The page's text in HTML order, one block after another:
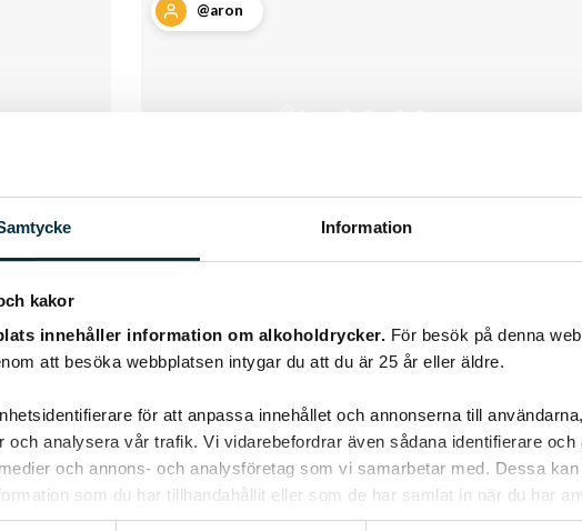
Information
kakor
innehåller information om alkoholdrycker. För besök på denna
att besöka webbplatsen intygar du att du är 25 år eller äldre.
för att anpassa innehållet och annonserna till
och analysera vår trafik. Vi vidarebefordrar även sådana identifierare och
och annons- och analysföretag som vi samarbetar med. Dessa
som du har tillhandahållit eller som de har samlat in när du har
@aron
Amerikanska
kanelmuffins
Görs i amerikanska muffinsformar.